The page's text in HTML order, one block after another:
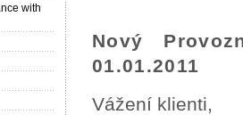
with
Nový
01.01.2011
Vážení klienti,